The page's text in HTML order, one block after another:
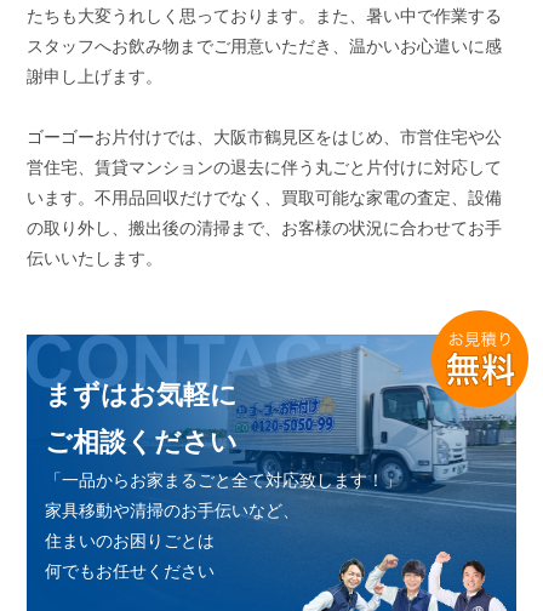
たちも大変うれしく思っております。また、暑い中で作業する
スタッフへお飲み物までご用意いただき、温かいお心遣いに感
謝申し上げます。
ゴーゴーお片付けでは、大阪市鶴見区をはじめ、市営住宅や公
営住宅、賃貸マンションの退去に伴う丸ごと片付けに対応して
います。不用品回収だけでなく、買取可能な家電の査定、設備
の取り外し、搬出後の清掃まで、お客様の状況に合わせてお手
伝いいたします。
まずはお気軽に
ご相談ください
「一品からお家まるごと全て対応致します！」
家具移動や清掃のお手伝いなど、
住まいのお困りごとは
何でもお任せください